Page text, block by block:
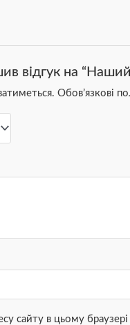
відгук на
Обов’язкові
сайту в цьому